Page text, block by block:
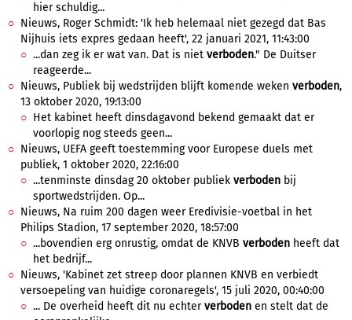
hier schuldig...
Nieuws, Roger Schmidt: 'Ik heb helemaal niet gezegd dat Bas
Nijhuis iets expres gedaan heeft', 22 januari 2021, 11:43:00
...dan zeg ik er wat van. Dat is niet verboden." De Duitser
reageerde...
Nieuws, Publiek bij wedstrijden blijft komende weken verboden,
13 oktober 2020, 19:13:00
Het kabinet heeft dinsdagavond bekend gemaakt dat er
voorlopig nog steeds geen...
Nieuws, UEFA geeft toestemming voor Europese duels met
publiek, 1 oktober 2020, 22:16:00
...tenminste dinsdag 20 oktober publiek verboden bij
sportwedstrijden. Op...
Nieuws, Na ruim 200 dagen weer Eredivisie-voetbal in het
Philips Stadion, 17 september 2020, 18:57:00
...bovendien erg onrustig, omdat de KNVB verboden heeft dat
het bedrijf...
Nieuws, 'Kabinet zet streep door plannen KNVB en verbiedt
versoepeling van huidige coronaregels', 15 juli 2020, 00:40:00
... De overheid heeft dit nu echterverboden en stelt dat de